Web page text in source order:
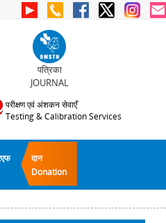
पत्रिका
JOURNAL
परीक्षण एवं अंशकन सेवाएँ
Testing & Calibration Services
दान
Donation